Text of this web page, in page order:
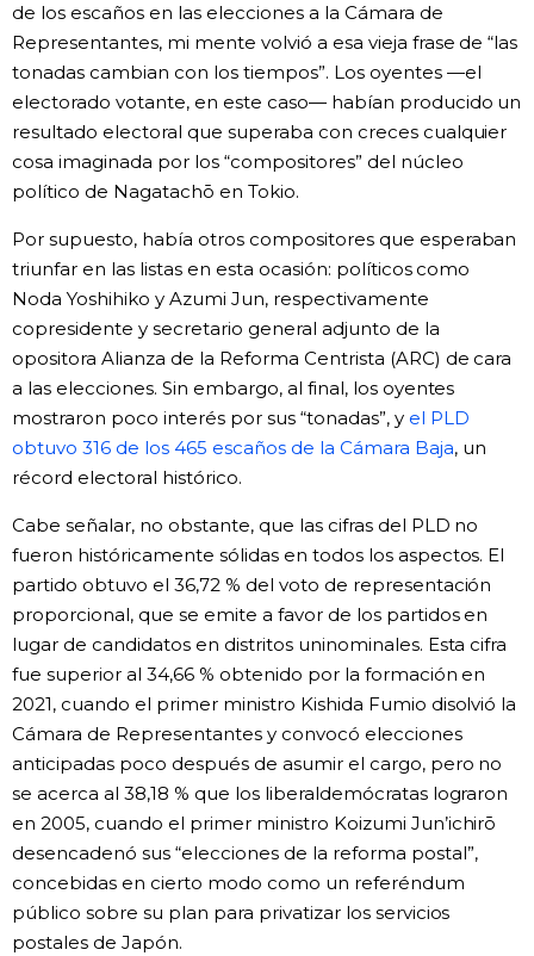
de los escaños en las elecciones a la Cámara de
Representantes, mi mente volvió a esa vieja frase de “las
tonadas cambian con los tiempos”. Los oyentes —el
electorado votante, en este caso— habían producido un
resultado electoral que superaba con creces cualquier
cosa imaginada por los “compositores” del núcleo
político de Nagatachō en Tokio.
Por supuesto, había otros compositores que esperaban
triunfar en las listas en esta ocasión: políticos como
Noda Yoshihiko y Azumi Jun, respectivamente
copresidente y secretario general adjunto de la
opositora Alianza de la Reforma Centrista (ARC) de cara
a las elecciones. Sin embargo, al final, los oyentes
mostraron poco interés por sus “tonadas”, y el PLD
obtuvo 316 de los 465 escaños de la Cámara Baja, un
récord electoral histórico.
Cabe señalar, no obstante, que las cifras del PLD no
fueron históricamente sólidas en todos los aspectos. El
partido obtuvo el 36,72 % del voto de representación
proporcional, que se emite a favor de los partidos en
lugar de candidatos en distritos uninominales. Esta cifra
fue superior al 34,66 % obtenido por la formación en
2021, cuando el primer ministro Kishida Fumio disolvió la
Cámara de Representantes y convocó elecciones
anticipadas poco después de asumir el cargo, pero no
se acerca al 38,18 % que los liberaldemócratas lograron
en 2005, cuando el primer ministro Koizumi Jun’ichirō
desencadenó sus “elecciones de la reforma postal”,
concebidas en cierto modo como un referéndum
público sobre su plan para privatizar los servicios
postales de Japón.